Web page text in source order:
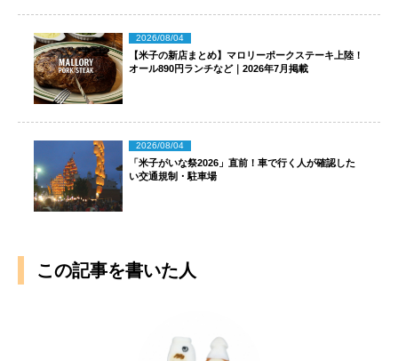
2026/08/04
【米子の新店まとめ】マロリーポークステーキ上陸！
オール890円ランチなど｜2026年7月掲載
2026/08/04
「米子がいな祭2026」直前！車で行く人が確認した
い交通規制・駐車場
この記事を書いた人